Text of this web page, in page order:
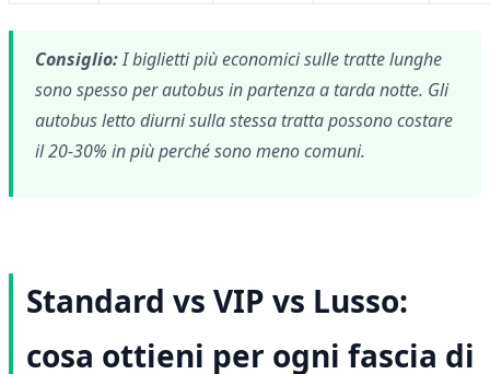
Consiglio:I biglietti più economici sulle tratte lunghe
sono spesso per autobus in partenza a tarda notte. Gli
autobus letto diurni sulla stessa tratta possono costare
il 20-30% in più perché sono meno comuni.
Standard vs VIP vs Lusso:
cosa ottieni per ogni fascia di